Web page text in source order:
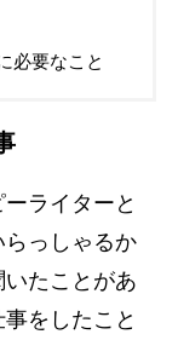
必要なこと
ライターと
っしゃるか
たことがあ
をしたこと